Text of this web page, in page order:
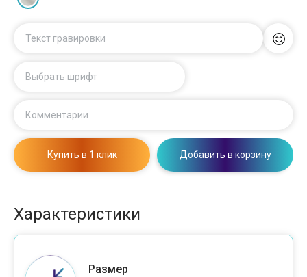
Текст гравировки
Выбрать шрифт
Комментарии
Купить в 1 клик Добавить в корзину
Характеристики
Размер